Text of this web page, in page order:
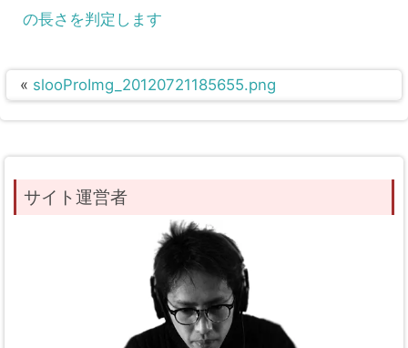
の長さを判定します
« slooProImg_20120721185655.png
サイト運営者